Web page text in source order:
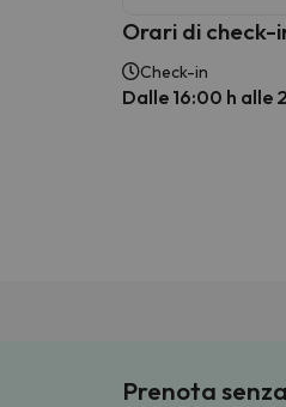
Orari di check-
Check-in
Dalle 16:00 h alle
Prenota